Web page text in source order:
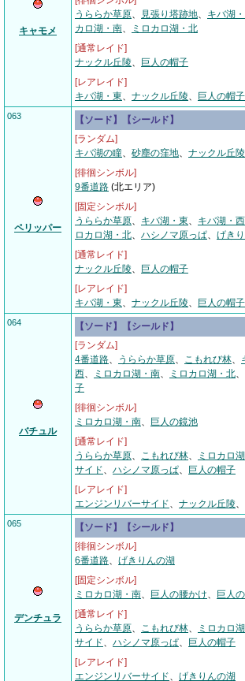
キャモメ
うららか草原、 見張り塔跡地、 キバ湖
カロ湖・南、
ミロカロ湖・北
[通常レイド]
ナックル丘陵、
巨人の帽子
[レアレイド]
キバ湖・東、 ナックル丘陵、 巨人の帽子
063
ペリッパー
【ソード】【シールド】
[ランダム]
キバ湖の瞳、 砂塵の窪地、 ナックル丘陵
[徘徊シンボル]
9番道路 (北エリア)
[固定シンボル]
うららか草原、 キバ湖・東、 キバ湖・西
ロカロ湖・北、 ハシノマ原っぱ、 げき
[通常レイド]
ナックル丘陵、
巨人の帽子
[レアレイド]
キバ湖・東、 ナックル丘陵、 巨人の帽子
064
バチュル
【ソード】【シールド】
[ランダム]
4番道路、 うららか草原、 こもれび林、
西、 ミロカロ湖・南、 ミロカロ湖・北、
子
[徘徊シンボル]
ミロカロ湖・南、
巨人の鏡池
[通常レイド]
うららか草原、 こもれび林、 ミロカロ
サイド、 ハシノマ原っぱ、
巨人の帽子
[レアレイド]
エンジンリバーサイド、 ナックル丘陵、
065
デンチュラ
【ソード】【シールド】
[徘徊シンボル]
6番道路、 げきりんの湖
[固定シンボル]
ミロカロ湖・南、 巨人の腰かけ、
巨人
[通常レイド]
うららか草原、 こもれび林、 ミロカロ
サイド、 ハシノマ原っぱ、
巨人の帽子
[レアレイド]
エンジンリバーサイド、 げきりんの湖